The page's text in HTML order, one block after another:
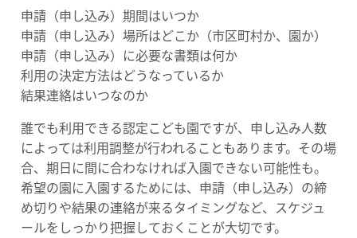
申請（申し込み）期間はいつか
申請（申し込み）場所はどこか（市区町村か、園か）
申請（申し込み）に必要な書類は何か
利用の決定方法はどうなっているか
結果連絡はいつなのか
誰でも利用できる認定こども園ですが、申し込み人数
によっては利用調整が行われることもあります。その場
合、期日に間に合わなければ入園できない可能性も。
希望の園に入園するためには、申請（申し込み）の締
め切りや結果の連絡が来るタイミングなど、スケジュ
ールをしっかり把握しておくことが大切です。